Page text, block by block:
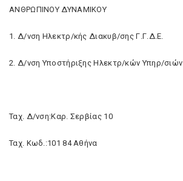
ΑΝΘΡΩΠΙΝΟΥ ΔΥΝΑΜΙΚΟΥ
1. Δ/νση Ηλεκτρ/κής Διακυβ/σης Γ.Γ.Δ.Ε.
2. Δ/νση Υποστήριξης Ηλεκτρ/κών Υπηρ/σιών
Ταχ. Δ/νση:Καρ. Σερβίας 10
Ταχ. Κωδ.:101 84 Αθήνα